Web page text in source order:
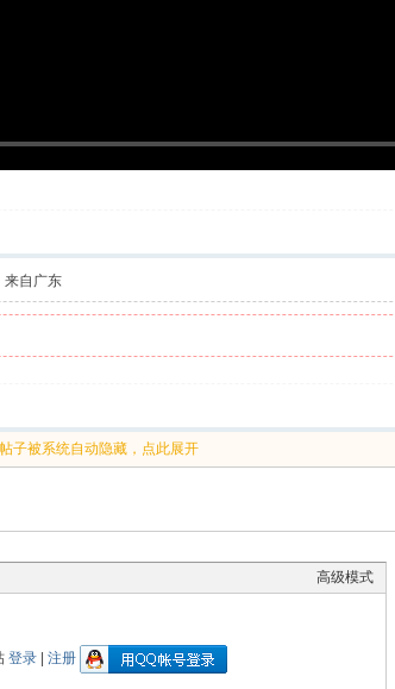
来自广东
子被系统自动隐藏，点此展开
高级模式
登录 注册